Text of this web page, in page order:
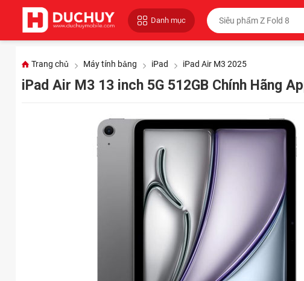
Danh mục
Trang chủ Máy tính bảng iPad iPad Air M3 2025
iPad Air M3 13 inch 5G 512GB Chính Hãng